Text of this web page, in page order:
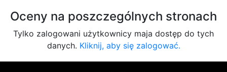
Oceny na poszczególnych stronach
Tylko zalogowani użytkownicy maja dostęp do tych
danych. Kliknij, aby się zalogować.